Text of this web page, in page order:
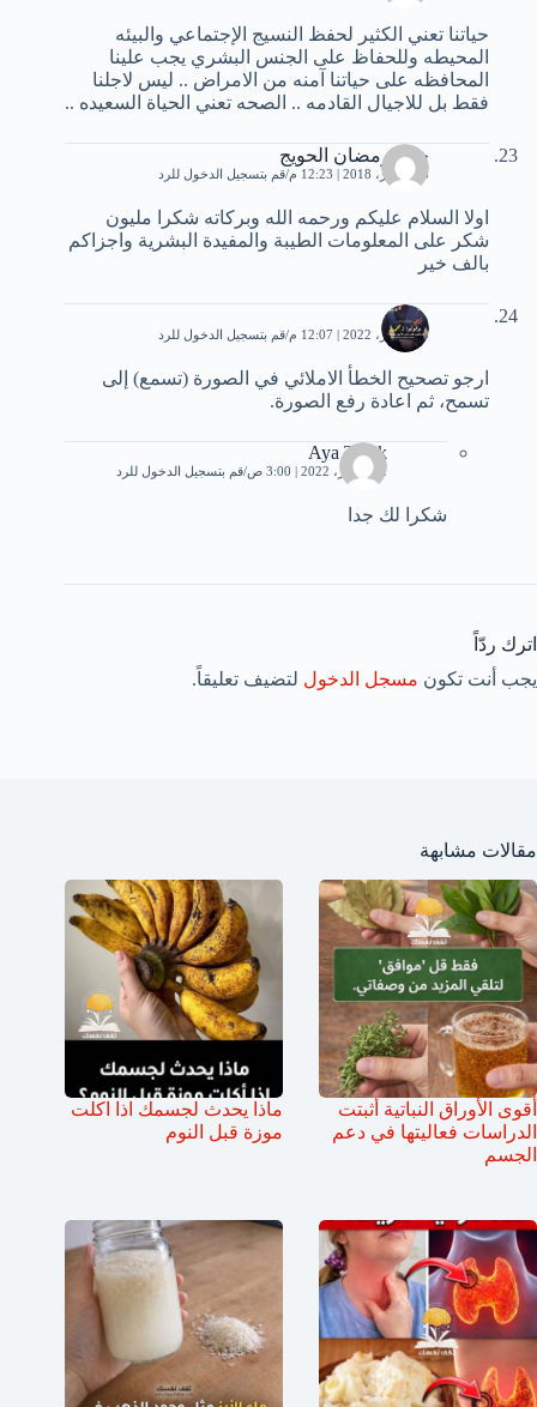
حياتنا تعني الكثير لحفظ النسيج الإجتماعي والبيئه
المحيطه وللحفاظ على الجنس البشري يجب علينا
المحافظه على حياتنا آمنه من الامراض .. ليس لاجلنا
فقط بل للاجيال القادمه .. الصحه تعني الحياة السعيده ..
خالد رمضان الحويج
28 فبراير، 2018 | 12:23 م قم بتسجيل الدخول للرد
اولا السلام عليكم ورحمه الله وبركاته شكرا مليون
شكر على المعلومات الطيبة والمفيدة البشرية واجزاكم
بالف خير
محمد
20 فبراير، 2022 | 12:07 م قم بتسجيل الدخول للرد
ارجو تصحيح الخطأ الاملائي في الصورة (تسمع) إلى
تسمح، ثم اعادة رفع الصورة.
Aya Tarek
22 فبراير، 2022 | 3:00 ص قم بتسجيل الدخول للرد
شكرا لك جدا
اترك ردّاً
يجب أنت تكون مسجل الدخول لتضيف تعليقاً.
مقالات مشابهة
أقوى الأوراق النباتية أثبتت
الدراسات فعاليتها في دعم
الجسم
ماذا يحدث لجسمك اذا اكلت
موزة قبل النوم